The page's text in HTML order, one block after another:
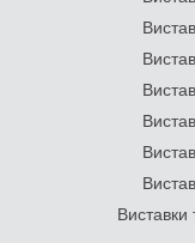
Виставки